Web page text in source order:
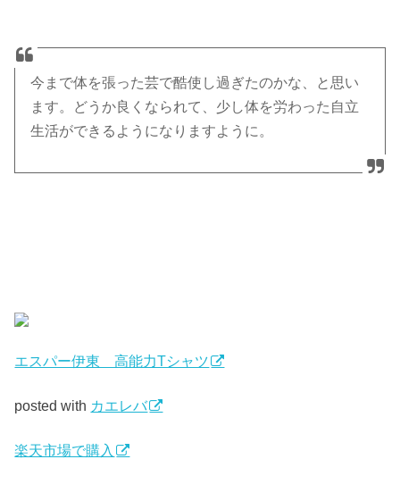
今まで体を張った芸で酷使し過ぎたのかな、と思い
ます。どうか良くなられて、少し体を労わった自立
生活ができるようになりますように。
エスパー伊東 高能力Tシャツ
posted with カエレバ
楽天市場で購入